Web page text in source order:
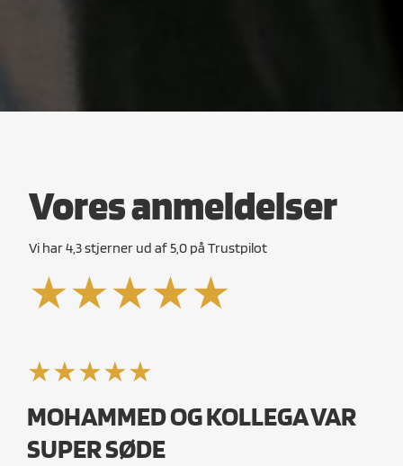
Vores anmeldelser​
Vi har 4,3 stjerner ud af 5,0 på Trustpilot
★★★★★
★★★★★
MOHAMMED OG KOLLEGA VAR
SUPER SØDE